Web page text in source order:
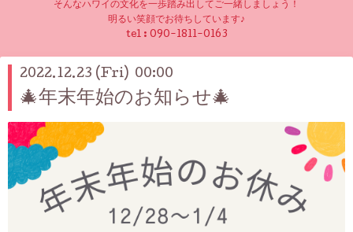
そんなハワイの文化を一歩踏み出してご一緒しましょう！
明るい笑顔でお待ちしています♪
tel : 090-1811-0163
2022.12.23 (Fri) 00:00
🎄年末年始のお知らせ🎄